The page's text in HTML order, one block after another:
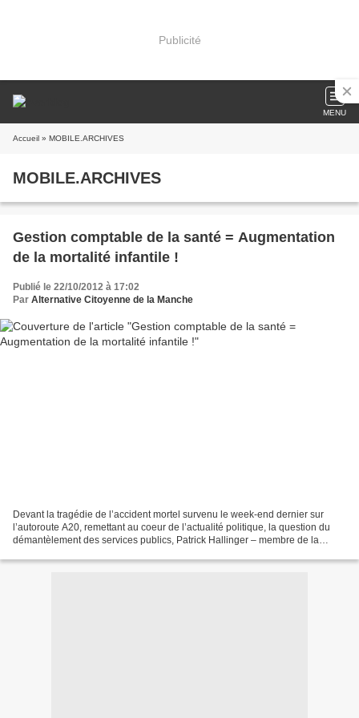
Publicité
MENU
Accueil » MOBILE.ARCHIVES
MOBILE.ARCHIVES
Gestion comptable de la santé = Augmentation
de la mortalité infantile !
Publié le 22/10/2012 à 17:02
Par Alternative Citoyenne de la Manche
Devant la tragédie de l’accident mortel survenu le week-end dernier sur
l’autoroute A20, remettant au coeur de l’actualité politique, la question du
démantèlement des services publics, Patrick Hallinger – membre de la